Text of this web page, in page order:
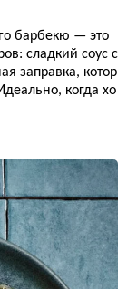
барбекю — это
сладкий соус с
заправка, котор
когда хо